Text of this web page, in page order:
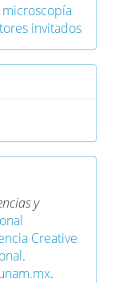
microscopía
invitados
y
Creative
.
.